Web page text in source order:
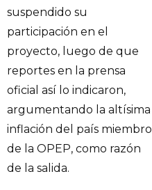
suspendido su
participación en el
proyecto, luego de que
reportes en la prensa
oficial así lo indicaron,
argumentando la altísima
inflación del país miembro
de la OPEP, como razón
de la salida.